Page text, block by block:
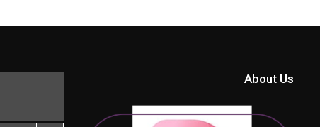
About Us